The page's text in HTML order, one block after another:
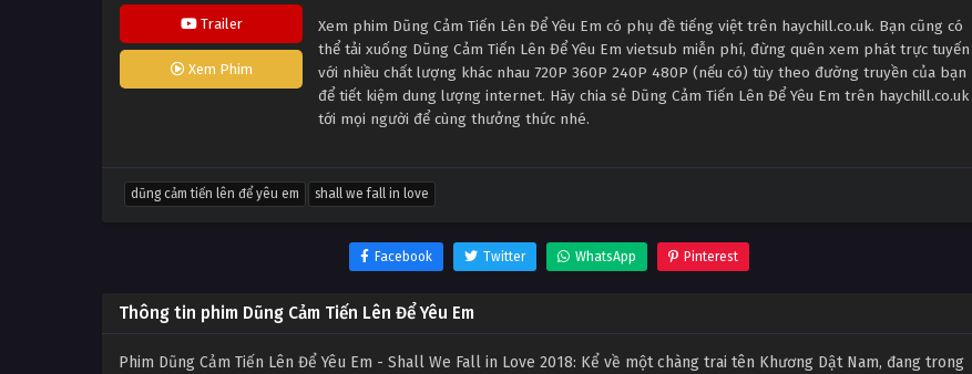
Trailer
Xem Phim
Xem phim Dũng Cảm Tiến Lên Để Yêu Em có phụ đề tiếng việt trên haychill.co.uk. Bạn cũng có
thể tải xuống Dũng Cảm Tiến Lên Để Yêu Em vietsub miễn phí, đừng quên xem phát trực tuyến
với nhiều chất lượng khác nhau 720P 360P 240P 480P (nếu có) tùy theo đường truyền của bạn
để tiết kiệm dung lượng internet. Hãy chia sẻ Dũng Cảm Tiến Lên Để Yêu Em trên haychill.co.uk
tới mọi người để cùng thưởng thức nhé.
dũng cảm tiến lên để yêu em shall we fall in love
Facebook Twitter WhatsApp Pinterest
Thông tin phim Dũng Cảm Tiến Lên Để Yêu Em
Phim Dũng Cảm Tiến Lên Để Yêu Em - Shall We Fall in Love 2018: Kể về một chàng trai tên Khương Dật Nam, đang trong